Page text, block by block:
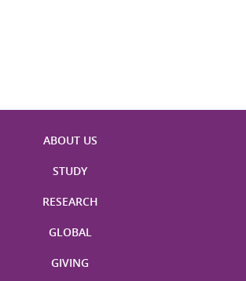
ABOUT US
STUDY
RESEARCH
GLOBAL
GIVING